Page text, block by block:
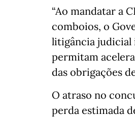
“Ao mandatar a
comboios, o
litigância judicial
permitam
das obrigações
O atraso no
perda estimada